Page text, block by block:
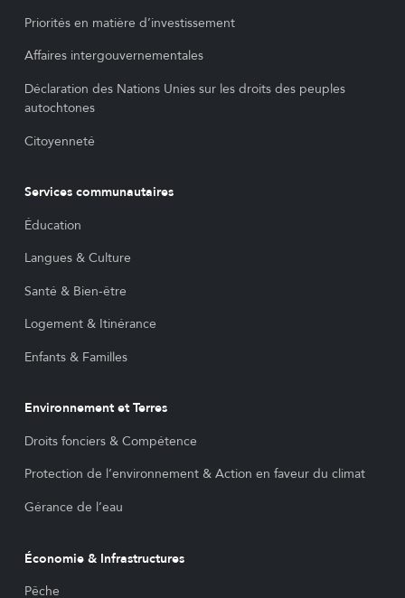
Priorités en matière d’investissement
Affaires intergouvernementales
Déclaration des Nations Unies sur les droits des peuples
autochtones
Citoyenneté
Services communautaires
Éducation
Langues & Culture
Santé & Bien-être
Logement & Itinérance
Enfants & Familles
Environnement et Terres
Droits fonciers & Compétence
Protection de l’environnement & Action en faveur du climat
Gérance de l’eau
Économie & Infrastructures
Pêche